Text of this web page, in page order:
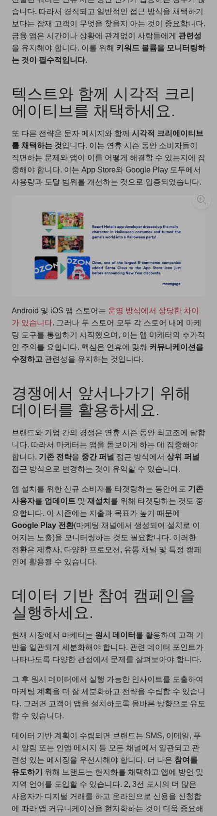
습니다. 따라서 경직되고 일반적인 접근 방식을 채택하기
보다는 잠재 고객이 무엇을 찾을지 아는 것이 중요합니다.
금융 앱은 시간이나 상황에 관계없이 사람들에게 관련성
을 유지해야 합니다. 이를 위해 키워드 볼륨을 모니터링하
는 것이 필수적입니다.
텍스트와 함께 시각적 크리
에이티브를 채택하세요.
또 다른 전략은 문자 메시지와 함께 시각적 크리에이티브
를 채택하는 것입니다. 이는 연휴 시즌 동안 소비자들이
직면하는 문제와 앱이 이를 어떻게 해결할 수 있는지에 집
중해야 합니다. 이는 App Store와 Google Play 모두에서
사용량과 도달 범위를 개선하는 것으로 입증되었습니다.
Android 및 iOS 앱 스토어는 운영 방식에서 상당한 차이
가 있습니다. 그러나 두 스토어 모두 각 스토어 내에 마케
팅 도구를 통합하기
시작했으며, 이는 앱 마케터의 추가적
인 주의를 요합니다. 핵심은 연휴에 맞춰 커뮤니케이션을
수정하고 관련성을 유지하는 것입니다.
경쟁에서 앞서나가기 위해
데이터를 활용하세요.
브랜드와 기업 간의 경쟁은 연휴 시즌 동안 최고조에 달합
니다. 따라서 마케터는 앱을 돋보이게 하는 데 집중해야
합니다. 기존 전략을 중간 퍼널 접근 방식에서 상위 퍼널
접근 방식으로 변경하는 것이 유익할 수 있습니다.
앱 설치를 위한 신규 소비자를 타겟팅하는 동안에도 기존
사용자를 업데이트 및 재설치 를 위해 타겟팅하는 것도 중
요합니다. 이 시즌에는 지출과 목표가 높기 때문에
Google Play 전환(마케팅 채널에서 생성되어 설치로 이
어지는 노출)을 모니터링하는 것도 필요합니다. 이러한
전환은 제휴사, 다양한 프로모션, 유통 채널 및 특정 캠페
인에 활용될 수 있습니다.
데이터 기반 참여 캠페인을
실행하세요.
현재 시장에서 마케터는 원시 데이터 를 활용하여 고객 기
반을 일관되게 세분화해야 합니다. 관련 데이터 포인트가
나타나도록 다양한 관점에서 문제를 살펴보아야 합니다.
그 후 원시 데이터에서 실행 가능한 인사이트를 도출하여
마케팅 계획을 더 잘 세분화하고 전략을 수립할 수 있습니
다. 그러면 고객이 앱을 설치하도록 올바른 방향으로 유도
할 수 있습니다.
데이터 기반 계획이 수립되면 브랜드는 SMS, 이메일, 푸
시 알림 또는 인앱 메시지 등 모든 채널에서 일관되고 관
련성 있는 메시징을 우선시해야 합니다. 더 나은 참여를
유도하기
위해 브랜드는 현지화를 채택하고 앱에 방언 및
지역 언어를 도입할 수 있습니다. 2, 3선 도시의 더 많은
사용자가 디지털 거래를 하고 온라인으로 신용을 신청함
에 따라 앱 커뮤니케이션을 현지화하는 것이 더욱 중요해